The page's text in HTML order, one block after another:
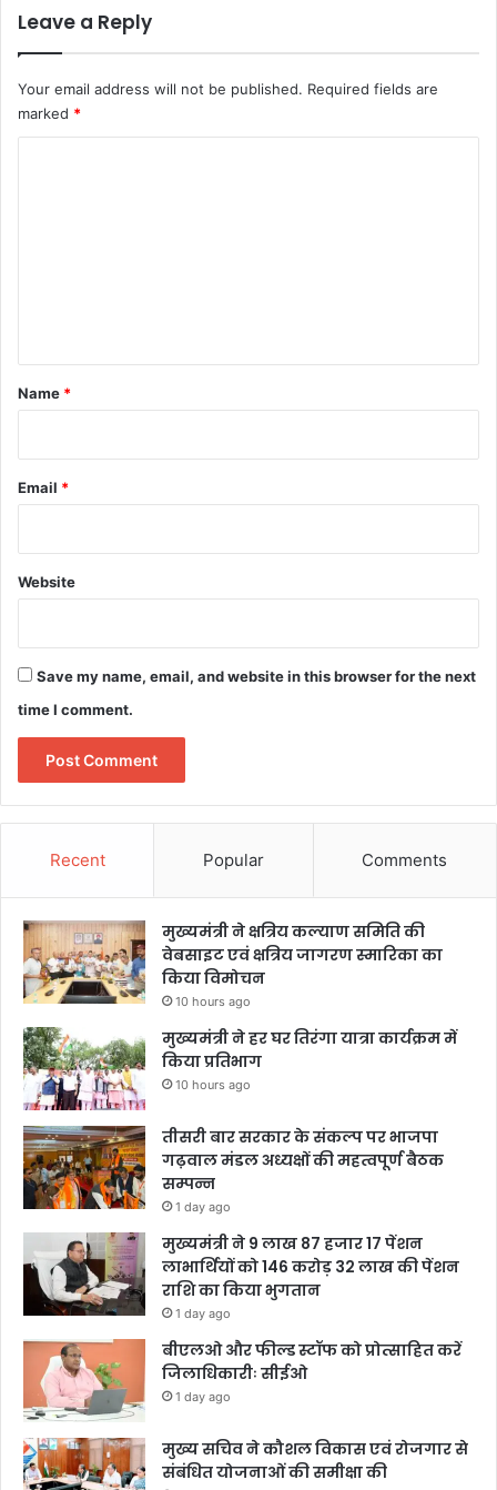
Leave a Reply
Your email address will not be published. Required fields are
marked *
*
Name *
Email *
Website
Save my name, email, and website in this browser for the next
time I comment.
Recent Popular Comments
मुख्यमंत्री ने क्षत्रिय कल्याण समिति की
वेबसाइट एवं क्षत्रिय जागरण स्मारिका का
किया विमोचन
10 hours ago
मुख्यमंत्री ने हर घर तिरंगा यात्रा कार्यक्रम में
किया प्रतिभाग
10 hours ago
तीसरी बार सरकार के संकल्प पर भाजपा
गढ़वाल मंडल अध्यक्षों की महत्वपूर्ण बैठक
सम्पन्न
1 day ago
मुख्यमंत्री ने 9 लाख 87 हजार 17 पेंशन
लाभार्थियों को 146 करोड़ 32 लाख की पेंशन
राशि का किया भुगतान
1 day ago
बीएलओ और फील्ड स्टॉफ को प्रोत्साहित करें
जिलाधिकारीः सीईओ
1 day ago
मुख्य सचिव ने कौशल विकास एवं रोजगार से
संबंधित योजनाओं की समीक्षा की